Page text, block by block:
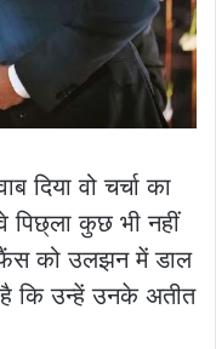
दिया वो चर्चा का
पिछ्ला कुछ भी नहीं
को उलझन में डाल
है कि उन्हें उनके अतीत